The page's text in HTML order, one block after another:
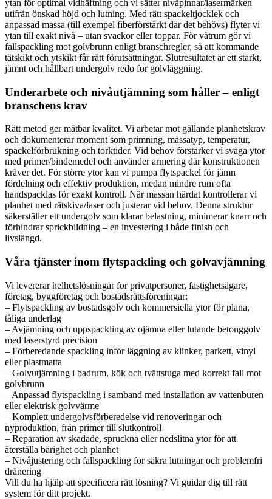
ytan för optimal vidhäftning och vi sätter nivåpinnar/lasermärken
utifrån önskad höjd och lutning. Med rätt spackeltjocklek och
anpassad massa (till exempel fiberförstärkt där det behövs) flyter vi
ytan till exakt nivå – utan svackor eller toppar. För våtrum gör vi
fallspackling mot golvbrunn enligt branschregler, så att kommande
tätskikt och ytskikt får rätt förutsättningar. Slutresultatet är ett starkt,
jämnt och hållbart undergolv redo för golvläggning.
Underarbete och nivåutjämning som håller – enligt
branschens krav
Rätt metod ger mätbar kvalitet. Vi arbetar mot gällande planhetskrav
och dokumenterar moment som primning, massatyp, temperatur,
spackelförbrukning och torktider. Vid behov förstärker vi svaga ytor
med primer/bindemedel och använder armering där konstruktionen
kräver det. För större ytor kan vi pumpa flytspackel för jämn
fördelning och effektiv produktion, medan mindre rum ofta
handspacklas för exakt kontroll. När massan härdat kontrollerar vi
planhet med rätskiva/laser och justerar vid behov. Denna struktur
säkerställer ett undergolv som klarar belastning, minimerar knarr och
förhindrar sprickbildning – en investering i både finish och
livslängd.
Våra tjänster inom flytspackling och golvavjämning
Vi levererar helhetslösningar för privatpersoner, fastighetsägare,
företag, byggföretag och bostadsrättsföreningar:
– Flytspackling av bostadsgolv och kommersiella ytor för plana,
tåliga underlag
– Avjämning och uppspackling av ojämna eller lutande betonggolv
med laserstyrd precision
– Förberedande spackling inför läggning av klinker, parkett, vinyl
eller plastmatta
– Golvutjämning i badrum, kök och tvättstuga med korrekt fall mot
golvbrunn
– Anpassad flytspackling i samband med installation av vattenburen
eller elektrisk golvvärme
– Komplett undergolvsförberedelse vid renoveringar och
nyproduktion, från primer till slutkontroll
– Reparation av skadade, spruckna eller nedslitna ytor för att
återställa bärighet och planhet
– Nivåjustering och fallspackling för säkra lutningar och problemfri
dränering
Vill du ha hjälp att specificera rätt lösning? Vi guidar dig till rätt
system för ditt projekt.